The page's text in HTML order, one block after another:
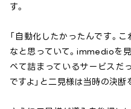
す。
「自動化したかったんです。
なと思っていて。immedioを
べて詰まっているサービスだ
ですよ」と二見様は当時の決断